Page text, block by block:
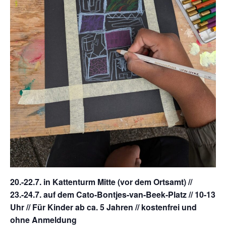
20.-22.7. in Kattenturm Mitte (vor dem Ortsamt) //
23.-24.7. auf dem Cato-Bontjes-van-Beek-Platz // 10-13
Uhr // Für Kinder ab ca. 5 Jahren // kostenfrei und
ohne Anmeldung